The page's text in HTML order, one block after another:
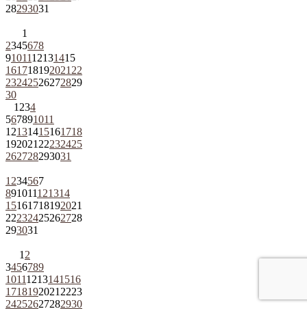
28293031
1
2345678
9101112131415
161718192021 22
23242526272829
30
1 234
567891011
12131415161718
192021 22232425
262728293031
1 234567
891011121314
15161718192021
22232425262728
293031
1 2
3456789
10111213141516
1718192021 2223
24252627282930